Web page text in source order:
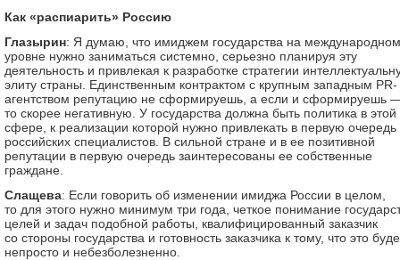
Как «распиарить» Россию
Глазырин: Я думаю, что имиджем государства на международном
уровне нужно заниматься системно, серьезно планируя эту
деятельность и привлекая к разработке стратегии
элиту страны. Единственным контрактом с крупным западным PR-
агентством репутацию не сформируешь, а если и сформируешь
то скорее негативную. У государства должна быть политика в этой
сфере, к реализации которой нужно привлекать в первую очередь
российских специалистов. В сильной стране и в ее позитивной
репутации в первую очередь заинтересованы ее собственные
граждане.
Слащева: Если говорить об изменении имиджа России в целом,
то для этого нужно минимум три года, четкое понимание
целей и задач подобной работы, квалифицированный заказчик
со стороны государства и готовность заказчика к тому, что это
непросто и небезболезненно.